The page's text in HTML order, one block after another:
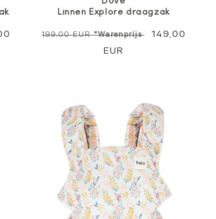
Linnen Explore draagzak
Normale
199,00 EUR*Warenprijs Verkoopprijs
149,00
EUR